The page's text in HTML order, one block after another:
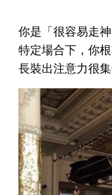
你是「很容易走
特定場合下，你
長裝出注意力很集